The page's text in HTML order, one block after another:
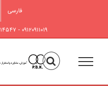
فارسی
۰۹۱۲۰۹۱۱۰۱۹ - ۰۱۳۹۱۰۱۴۵۴۷